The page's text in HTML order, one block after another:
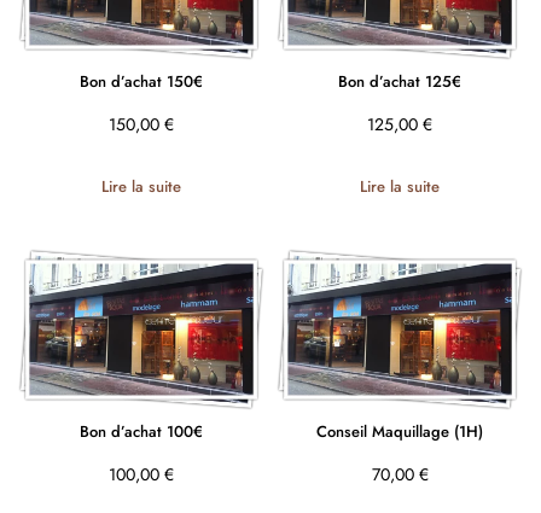
Bon d’achat 150€
150,00 €
Lire la suite
Bon d’achat 125€
125,00 €
Lire la suite
Bon d’achat 100€
100,00 €
Conseil Maquillage (1H)
70,00 €